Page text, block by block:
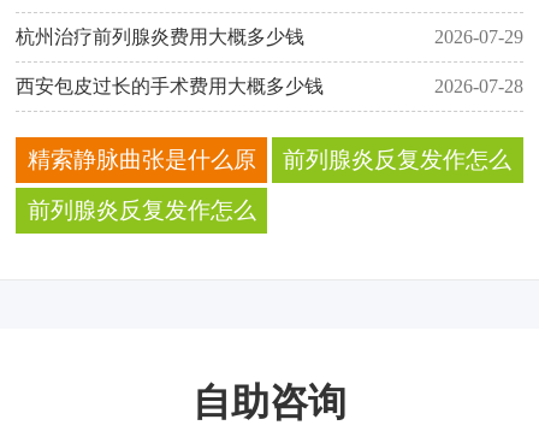
杭州治疗前列腺炎费用大概多少钱 2026-07-29
西安包皮过长的手术费用大概多少钱 2026-07-28
精索静脉曲张是什么原
因引起的有哪些症状需
前列腺炎反复发作怎么
前列腺炎反复发作怎么
自助咨询